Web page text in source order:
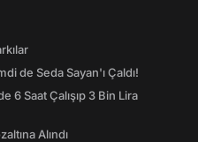
de Seda Sayan'ı Çaldı!
6 Saat Çalışıp 3 Bin Lira
Alındı